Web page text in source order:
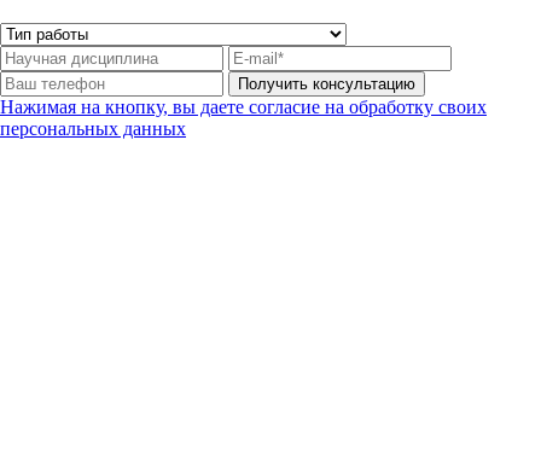
Нажимая на кнопку, вы даете согласие на обработку своих
персональных данных